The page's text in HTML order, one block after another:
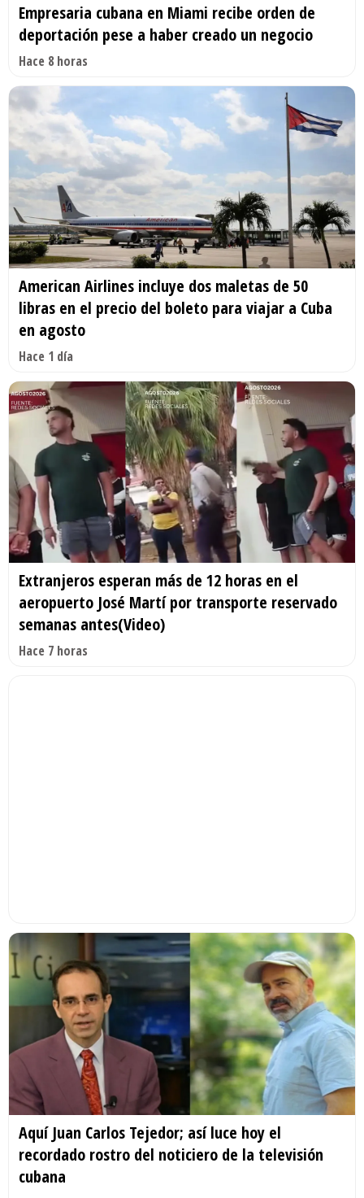
Empresaria cubana en Miami recibe orden de
deportación pese a haber creado un negocio
Hace 8 horas
American Airlines incluye dos maletas de 50
libras en el precio del boleto para viajar a Cuba
en agosto
Hace 1 día
Extranjeros esperan más de 12 horas en el
aeropuerto José Martí por transporte reservado
semanas antes(Video)
Hace 7 horas
Aquí Juan Carlos Tejedor; así luce hoy el
recordado rostro del noticiero de la televisión
cubana